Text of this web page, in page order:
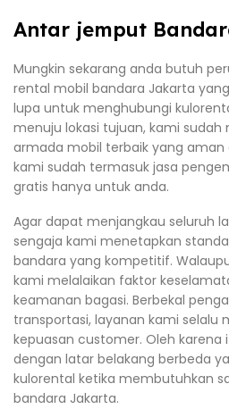
Antar jemput
Mungkin sekarang anda butuh
rental mobil bandara Jakarta
lupa untuk menghubungi
menuju lokasi tujuan, kami sudah
armada mobil terbaik yang aman
kami sudah termasuk jasa
gratis hanya untuk anda.
Agar dapat menjangkau seluruh
sengaja kami menetapkan
bandara yang kompetitif.
kami melalaikan faktor
keamanan bagasi. Berbekal
transportasi, layanan kami selalu
kepuasan customer. Oleh karena
dengan latar belakang berbeda
kulorental ketika membutuhkan
bandara Jakarta.